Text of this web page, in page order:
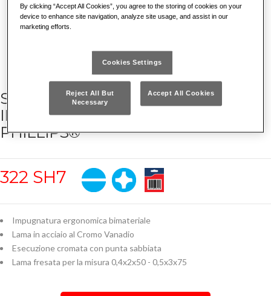
SERIE DI 7 GIRAVITI PER VITI CON
INTAGLIO E IMPRONTA A CROCE
PHILLIPS®
322 SH7
Impugnatura ergonomica bimateriale
Lama in acciaio al Cromo Vanadio
Esecuzione cromata con punta sabbiata
Lama fresata per la misura 0,4x2x50 - 0,5x3x75
By clicking “Accept All Cookies”, you agree to the storing of cookies on your
device to enhance site navigation, analyze site usage, and assist in our
marketing efforts.
Cookies Settings
Reject All But
Necessary
Accept All Cookies